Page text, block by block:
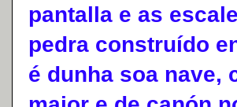
pantalla e as
pedra construído
é dunha soa nave,